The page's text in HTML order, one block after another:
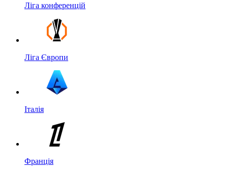
Ліга конференцій
Ліга Європи
Італія
Франція